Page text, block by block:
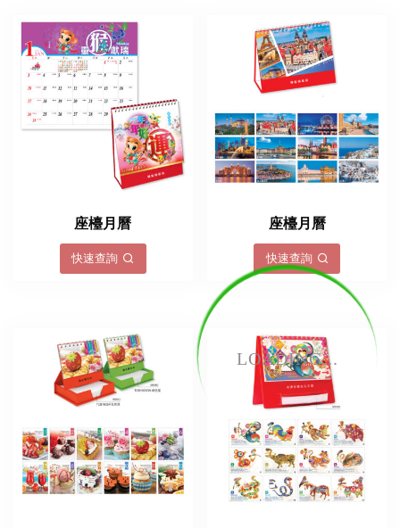
LOADING...
座檯月曆
快速查詢
座檯月曆
快速查詢